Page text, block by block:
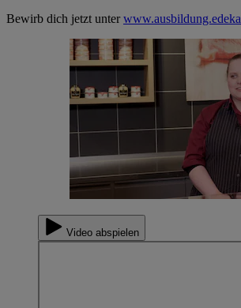
Bewirb dich jetzt unter www.ausbildung.edeka
Video abspielen